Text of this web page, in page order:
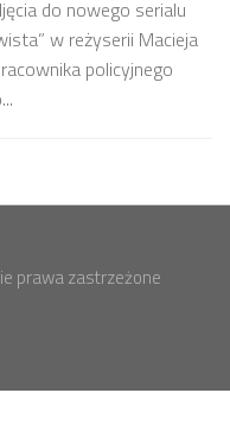
do nowego serialu
w reżyserii Macieja
policyjnego
prawa zastrzeżone